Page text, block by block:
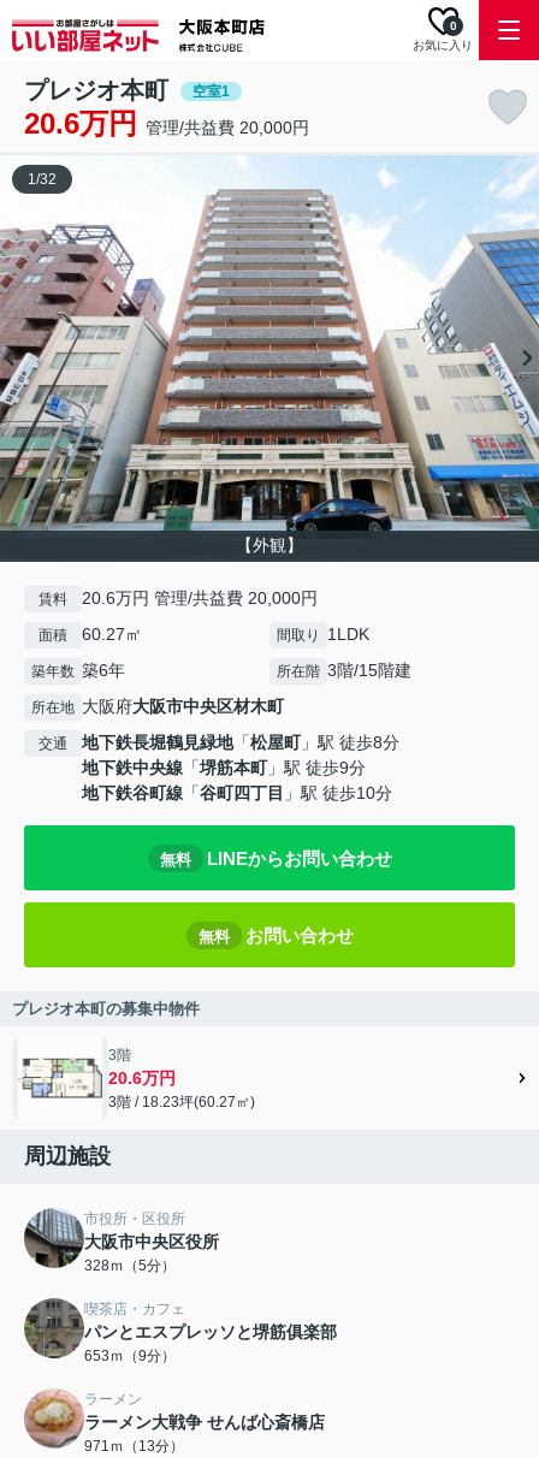
お気に入り
0
プレジオ本町 空室1
20.6万円 管理/共益費 20,000円
【外観】
1/32
賃料 20.6万円 管理/共益費 20,000円
面積 60.27㎡ 間取り 1LDK
築年数 築6年 所在階 3階/15階建
所在地 大阪府大阪市中央区材木町
交通 地下鉄長堀鶴見緑地「松屋町」駅 徒歩8分
地下鉄中央線 「堺筋本町」駅 徒歩9分
地下鉄谷町線 「谷町四丁目 」駅 徒歩10分
無料 LINEからお問い合わせ
無料 お問い合わせ
プレジオ本町の募集中物件
3階
20.6万円
3階 / 18.23坪(60.27㎡)
周辺施設
市役所・区役所
大阪市中央区役所
328ｍ（5分）
喫茶店・カフェ
パンとエスプレッソと堺筋俱楽部
653ｍ（9分）
ラーメン
ラーメン大戦争 せんば心斎橋店
971ｍ（13分）